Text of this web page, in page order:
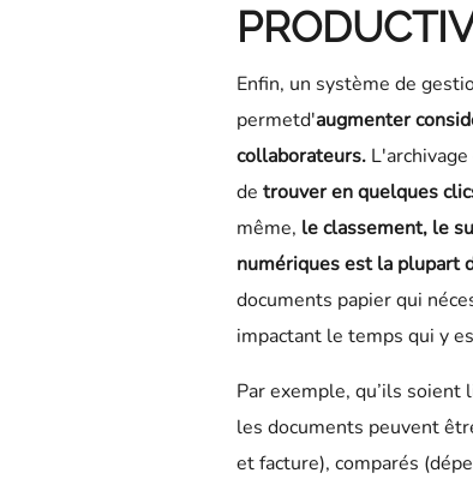
Enfin, un système de
permetd'augmenter
collaborateurs.L'archivage
de trouver en quelques
même, le classement, le
numériques est la plupart
documents papier qui
impactant le temps qui y
Par exemple, qu’ils soient
les documents peuvent
et facture), comparés